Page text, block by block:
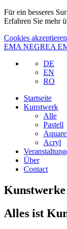
Für ein besseres
Erfahren Sie mehr
Cookies akzeptieren
EMA NEGREA
DE
EN
RO
Startseite
Kunstwerk
Alle
Pastell
Acryl
Über
Contact
Kunstwerke
Alles ist